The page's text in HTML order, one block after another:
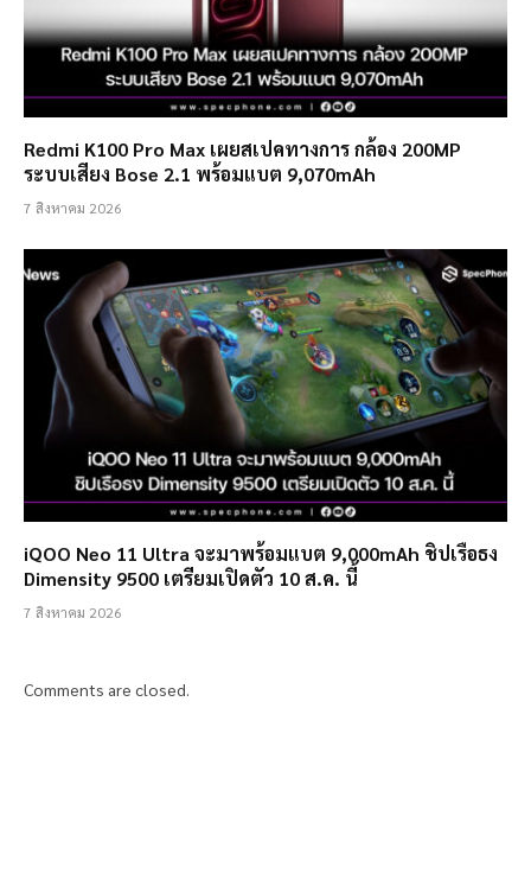
Redmi K100 Pro Max เผยสเปคทางการ กล้อง 200MP
ระบบเสียง Bose 2.1 พร้อมแบต 9,070mAh
7 สิงหาคม 2026
iQOO Neo 11 Ultra จะมาพร้อมแบต 9,000mAh ชิปเรือธง
Dimensity 9500 เตรียมเปิดตัว 10 ส.ค. นี้
7 สิงหาคม 2026
Comments are closed.